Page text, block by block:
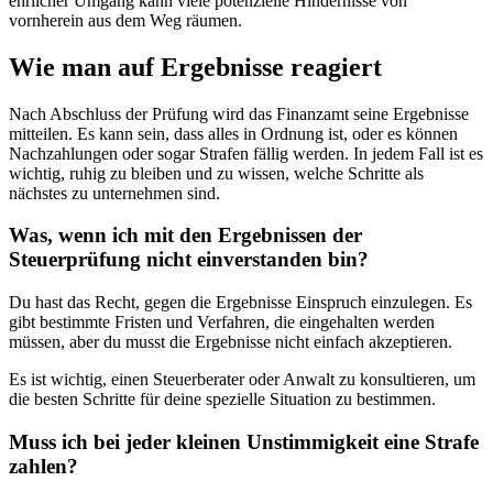
vornherein aus dem Weg räumen.
Wie man auf Ergebnisse reagiert
Nach Abschluss der Prüfung wird das Finanzamt seine Ergebnisse
mitteilen. Es kann sein, dass alles in Ordnung ist, oder es können
Nachzahlungen oder sogar Strafen fällig werden. In jedem Fall ist es
wichtig, ruhig zu bleiben und zu wissen, welche Schritte als
nächstes zu unternehmen sind.
Was, wenn ich mit den Ergebnissen der
Steuerprüfung nicht einverstanden bin?
Du hast das Recht, gegen die Ergebnisse Einspruch einzulegen. Es
gibt bestimmte Fristen und Verfahren, die eingehalten werden
müssen, aber du musst die Ergebnisse nicht einfach akzeptieren.
Es ist wichtig, einen Steuerberater oder Anwalt zu konsultieren, um
die besten Schritte für deine spezielle Situation zu bestimmen.
Muss ich bei jeder kleinen Unstimmigkeit eine Strafe
zahlen?